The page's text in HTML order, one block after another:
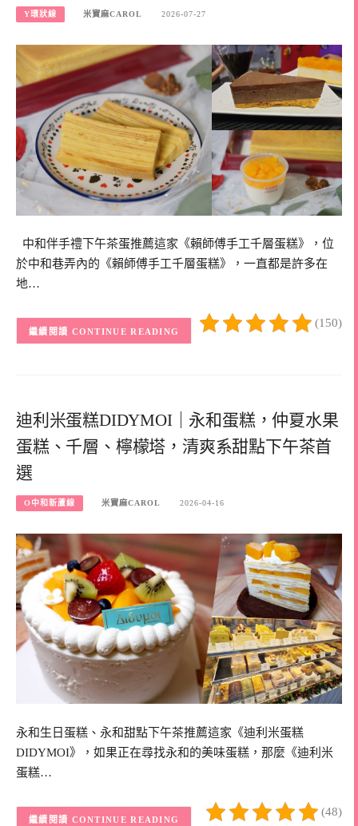
Y環狀線 米寶麻CAROL 2026-07-27
中和伴手禮下午茶蛋推薦這家《賴師傅手工千層蛋糕》，位
於中和巷弄內的《賴師傅手工千層蛋糕》，一直都是許多在
地…
(150)
CONTINUE READING
迪利米蛋糕DIDYMOI｜永和蛋糕，仲夏水果
蛋糕、千層、檸檬塔，清爽系甜點下午茶首
選
O中和新蘆線 米寶麻CAROL 2026-04-16
永和生日蛋糕、永和甜點下午茶推薦這家《迪利米蛋糕
DIDYMOI》，如果正在尋找永和的美味蛋糕，那麼《迪利米
蛋糕…
(48)
CONTINUE READING